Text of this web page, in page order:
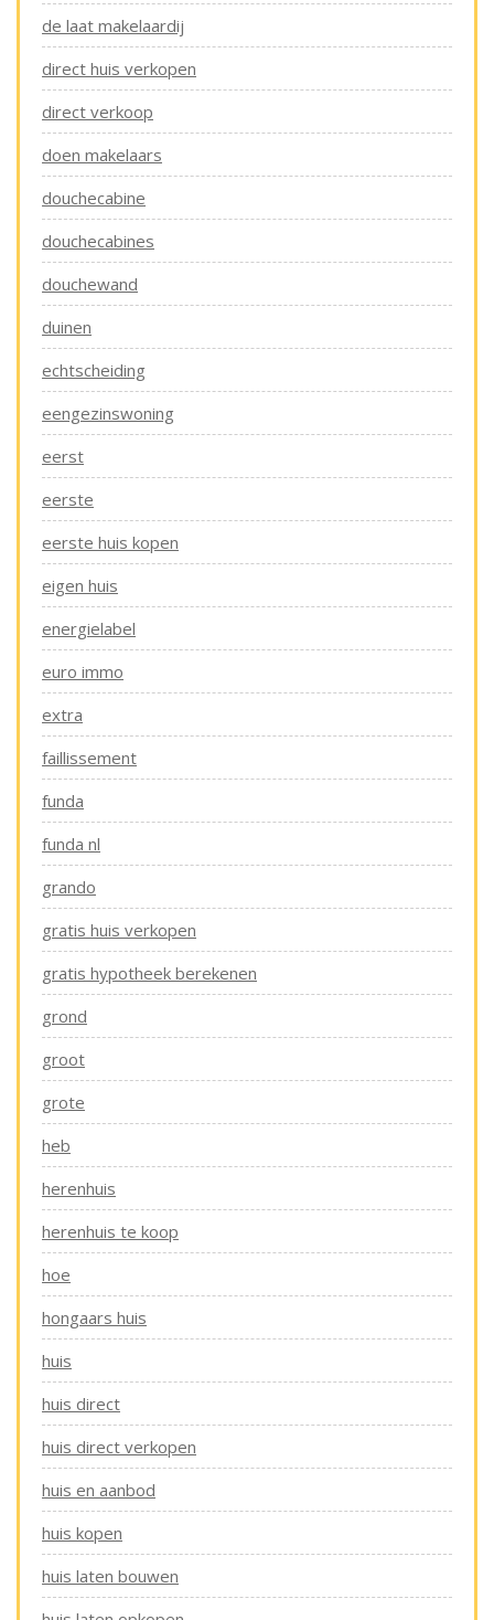
de laat makelaardij
direct huis verkopen
direct verkoop
doen makelaars
douchecabine
douchecabines
douchewand
duinen
echtscheiding
eengezinswoning
eerst
eerste
eerste huis kopen
eigen huis
energielabel
euro immo
extra
faillissement
funda
funda nl
grando
gratis huis verkopen
gratis hypotheek berekenen
grond
groot
grote
heb
herenhuis
herenhuis te koop
hoe
hongaars huis
huis
huis direct
huis direct verkopen
huis en aanbod
huis kopen
huis laten bouwen